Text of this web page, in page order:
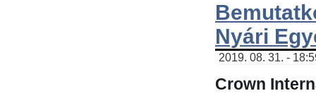
Nyári
2019. 08. 31. -
Crown